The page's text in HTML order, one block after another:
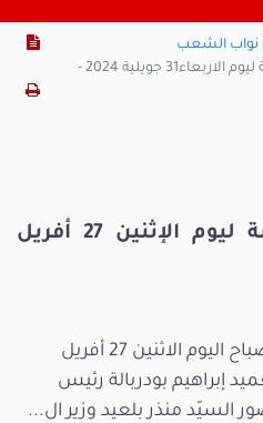
الشعب
ملخّص فعاليات الجلسة العامة ليوم الاربعاء31 جويلية 2024 -
ملخّص الجلسة العامة ليوم الإثنين 27 أفريل
عقد مجلس نواب الشعب صباح اليوم الاثنين 27 أفريل
إبراهيم بودربالة رئيس
منذر بلعيد وزير ال...